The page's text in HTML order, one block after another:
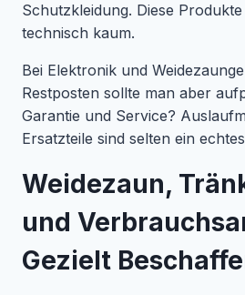
Schutzkleidung. Diese
technisch kaum.
Bei Elektronik und
Restposten sollte man aber
Garantie und Service?
Ersatzteile sind selten ein
Weidezaun,
und
Gezielt